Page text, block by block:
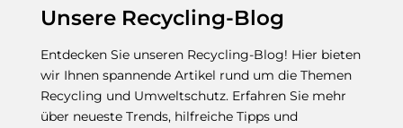
Unsere Recycling-Blog
Entdecken Sie unseren Recycling-Blog! Hier bieten
wir Ihnen spannende Artikel rund um die Themen
Recycling und Umweltschutz. Erfahren Sie mehr
über neueste Trends, hilfreiche Tipps und